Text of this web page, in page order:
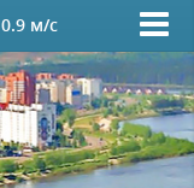
0.9 м/c